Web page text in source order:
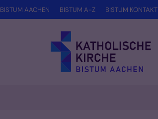
Zum Inhalt springen
BISTUM AACHEN BISTUM A-Z BISTUM KONTAKT